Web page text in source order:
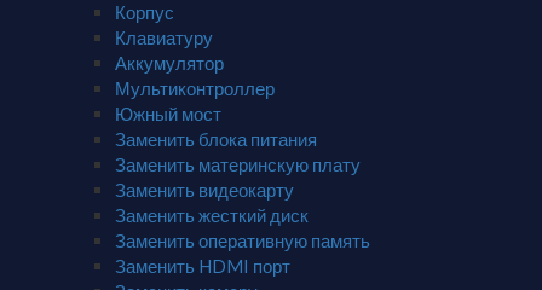
Корпус
Клавиатуру
Аккумулятор
Мультиконтроллер
Южный мост
Заменить блока питания
Заменить материнскую плату
Заменить видеокарту
Заменить жесткий диск
Заменить оперативную память
Заменить HDMI порт